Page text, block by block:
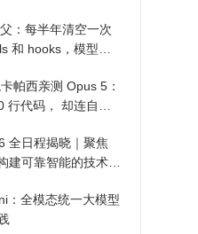
：每半年清空一次
和 hooks，模型自
帕西亲测 Opus 5：
代码， 却连自己
全日程揭晓｜聚焦
建可靠智能的技术路
：全模态统一大模型